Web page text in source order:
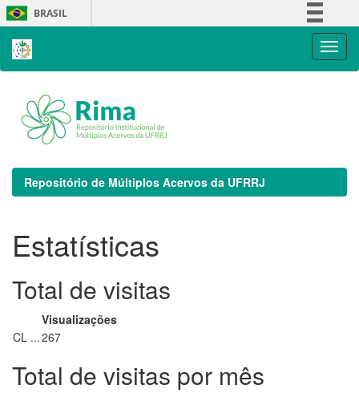
Skip
navigation
BRASIL
Repositório de Múltiplos Acervos da UFRRJ
Estatísticas
Total de visitas
Visualizações
CL ...267
Total de visitas por mês